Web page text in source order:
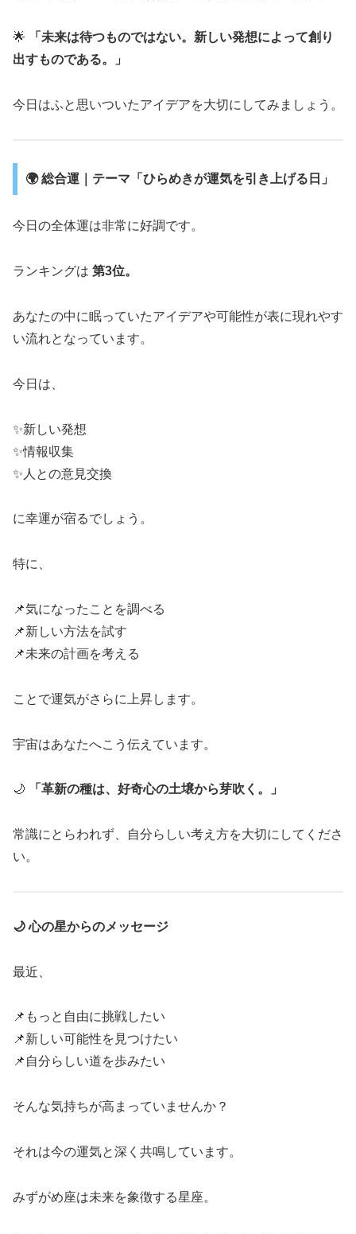
🌟
「未来は待つものではない。新しい発想によって創り
出すものである。」
今日はふと思いついたアイデアを大切にしてみましょう。
🌍 総合運｜テーマ「ひらめきが運気を引き上げる日」
今日の全体運は非常に好調です。
ランキングは 第3位。
あなたの中に眠っていたアイデアや可能性が表に現れやす
い流れとなっています。
今日は、
✨新しい発想
✨情報収集
✨人との意見交換
に幸運が宿るでしょう。
特に、
📌気になったことを調べる
📌新しい方法を試す
📌未来の計画を考える
ことで運気がさらに上昇します。
宇宙はあなたへこう伝えています。
🌙 「革新の種は、好奇心の土壌から芽吹く。」
常識にとらわれず、自分らしい考え方を大切にしてくださ
い。
🌙 心の星からのメッセージ
最近、
📌もっと自由に挑戦したい
📌新しい可能性を見つけたい
📌自分らしい道を歩みたい
そんな気持ちが高まっていませんか？
それは今の運気と深く共鳴しています。
みずがめ座は未来を象徴する星座。